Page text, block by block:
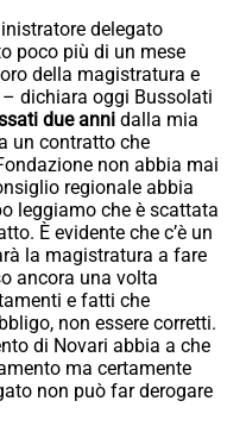
delegato
poco più di un mese
della magistratura e
dichiara oggi Bussolati
due anni dalla mia
un contratto che
non abbia mai
regionale abbia
leggiamo che è scattata
È evidente che c’è un
la magistratura a fare
ancora una volta
e fatti che
non essere corretti.
di Novari abbia a che
ma certamente
non può far derogare